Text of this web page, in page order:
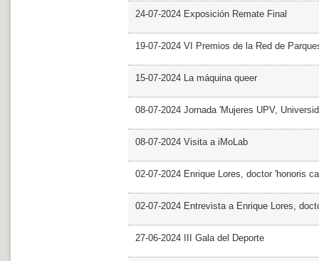
24-07-2024 Exposición Remate Final
19-07-2024 VI Premios de la Red de
15-07-2024 La máquina queer
08-07-2024 Jornada 'Mujeres UPV,
08-07-2024 Visita a iMoLab
02-07-2024 Enrique Lores, doctor 'honoris
02-07-2024 Entrevista a Enrique Lores,
27-06-2024 III Gala del Deporte